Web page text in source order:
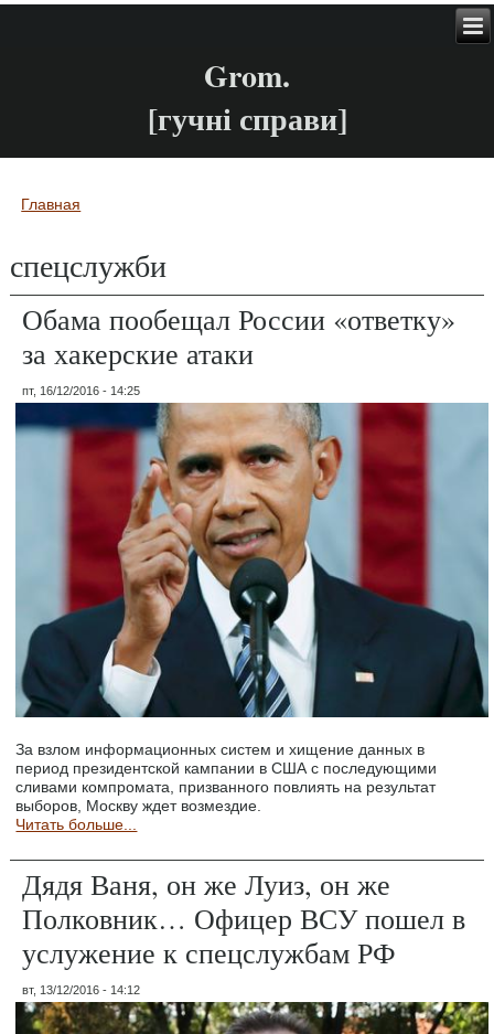
Grom.
[гучні справи]
Вы здесь
Главная
спецслужби
Обама пообещал России «ответку»
за хакерские атаки
пт, 16/12/2016 - 14:25
За взлом информационных систем и хищение данных в
период президентской кампании в США с последующими
сливами компромата, призванного повлиять на результат
выборов, Москву ждет возмездие.
Читать больше...
Дядя Ваня, он же Луиз, он же
Полковник… Офицер ВСУ пошел в
услужение к спецслужбам РФ
вт, 13/12/2016 - 14:12